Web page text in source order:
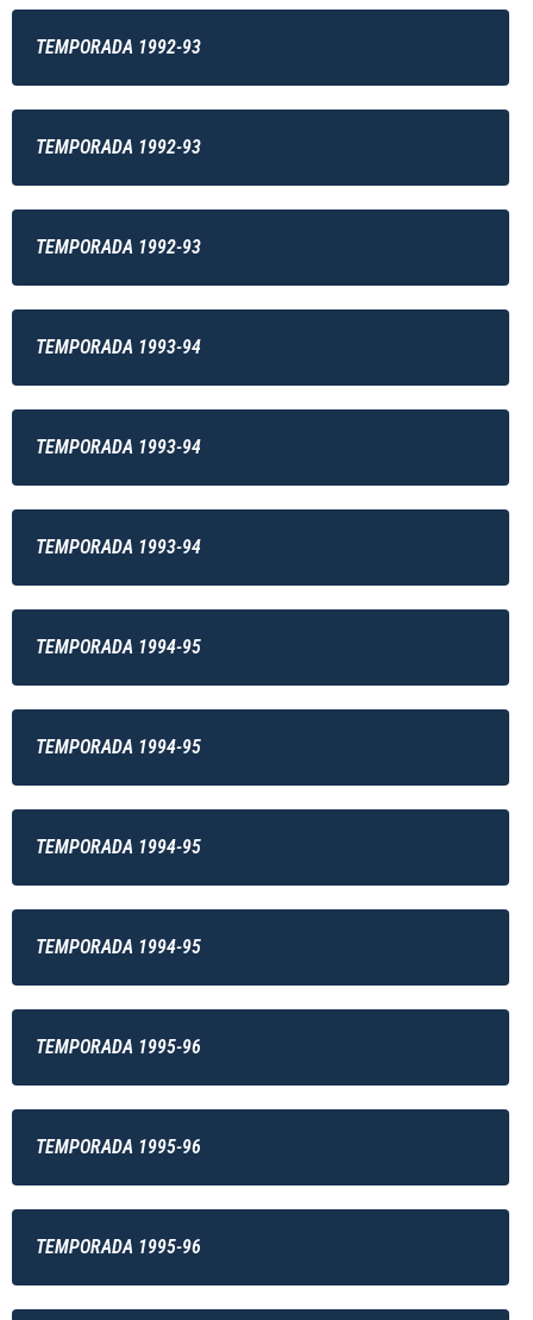
TEMPORADA 1992-93
TEMPORADA 1992-93
TEMPORADA 1992-93
TEMPORADA 1993-94
TEMPORADA 1993-94
TEMPORADA 1993-94
TEMPORADA 1994-95
TEMPORADA 1994-95
TEMPORADA 1994-95
TEMPORADA 1994-95
TEMPORADA 1995-96
TEMPORADA 1995-96
TEMPORADA 1995-96